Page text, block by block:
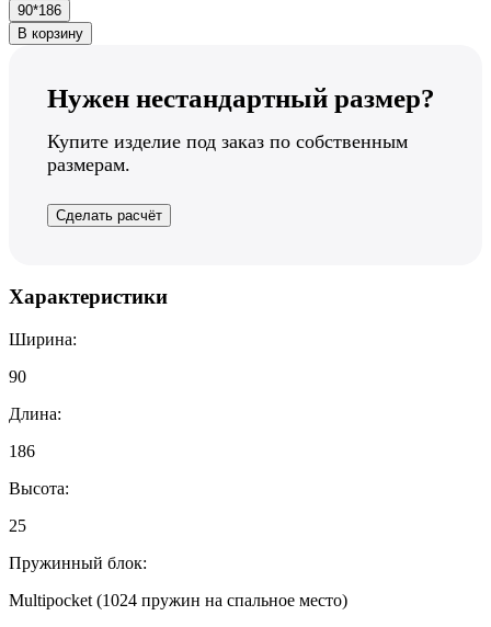
90*186
В корзину
Нужен нестандартный размер?
Купите изделие под заказ по собственным
размерам.
Сделать расчёт
Характеристики
Ширина:
90
Длина:
186
Высота:
25
Пружинный блок:
Multipocket (1024 пружин на спальное место)